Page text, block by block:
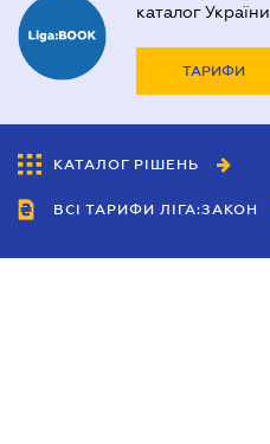
каталог України
ТАРИФИ
КАТАЛОГ РІШЕНЬ
ВСІ ТАРИФИ ЛІГА:ЗАКОН